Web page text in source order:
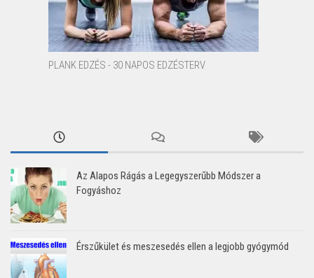
PLANK EDZÉS - 30 NAPOS EDZÉSTERV
Az Alapos Rágás a Legegyszerűbb Módszer a
Fogyáshoz
Érszűkület és meszesedés ellen a legjobb gyógymód